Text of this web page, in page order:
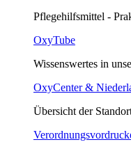
Pflegehilfsmittel -
OxyTube
Wissenswertes in
OxyCenter &
Übersicht der